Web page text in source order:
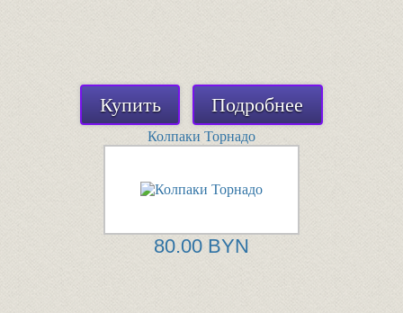
Купить Подробнее
Колпаки Торнадо
80.00 BYN